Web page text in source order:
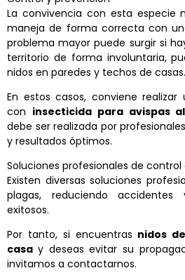
La convivencia con esta especie
maneja de forma correcta con
problema mayor puede surgir si
territorio de forma involuntaria,
nidos en paredes y techos de casas.
En estos casos, conviene
con insecticida para avispas
debe ser realizada por
y resultados óptimos.
Soluciones profesionales de control
Existen diversas soluciones
plagas, reduciendo
exitosos.
Por tanto, si encuentras nidos
casa y deseas evitar su
invitamos a contactarnos.